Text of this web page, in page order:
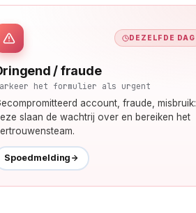
DEZELFDE DAG
/ fraude
het formulier als urgent
account, fraude, misbruik:
slaan de wachtrij over en bereiken het
Spoedmelding